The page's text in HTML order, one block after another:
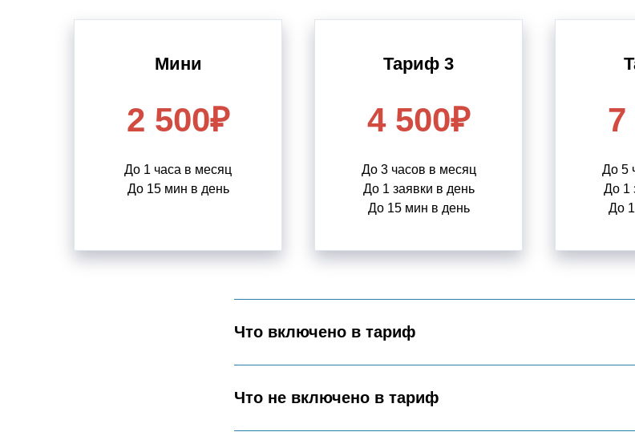
Мини
2 500₽
До 1 часа в месяц
До 15 мин в день
Тариф 3
4 500₽
До 3 часов в месяц
До 1 заявки в день
До 15 мин в день
7
До 5
До 1
До
Что включено в тариф
Что не включено в тариф